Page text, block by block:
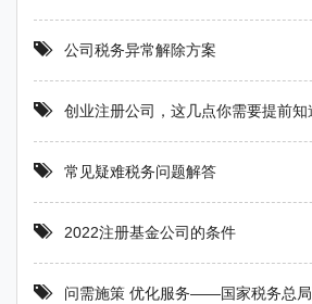
公司税务异常解除方案
创业注册公司，这几点你需要提前知
常见疑难税务问题解答
2022注册基金公司的条件
问需施策 优化服务——国家税务总局西安市碑林区税务局